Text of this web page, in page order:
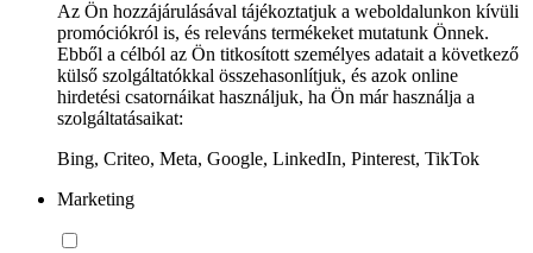
Az Ön hozzájárulásával tájékoztatjuk a weboldalunkon kívüli
promóciókról is, és releváns termékeket mutatunk Önnek.
Ebből a célból az Ön titkosított személyes adatait a következő
külső szolgáltatókkal összehasonlítjuk, és azok online
hirdetési csatornáikat használjuk, ha Ön már használja a
szolgáltatásaikat:
Bing, Criteo, Meta, Google, LinkedIn, Pinterest, TikTok
Marketing